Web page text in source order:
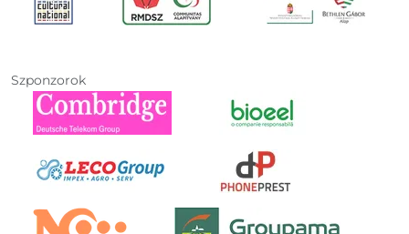
Szponzorok